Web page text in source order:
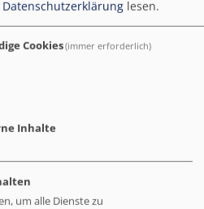
Datenschutzerklärung lesen.
Cookies(immer erforderlich)
Inhalte
um alle Dienste zu